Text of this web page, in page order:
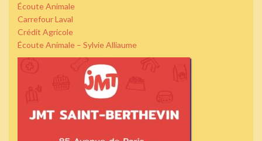
Écoute Animale
Carrefour Laval
Crédit Agricole
Écoute Animale – Sylvie Alliaume